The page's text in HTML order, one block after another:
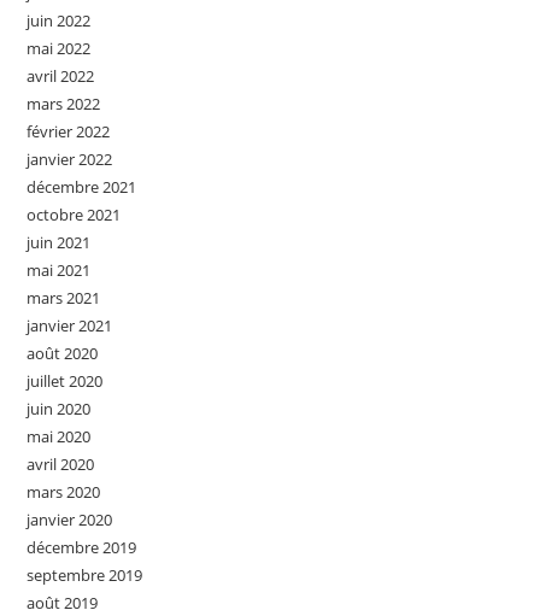
juin 2022
mai 2022
avril 2022
mars 2022
février 2022
janvier 2022
décembre 2021
octobre 2021
juin 2021
mai 2021
mars 2021
janvier 2021
août 2020
juillet 2020
juin 2020
mai 2020
avril 2020
mars 2020
janvier 2020
décembre 2019
septembre 2019
août 2019